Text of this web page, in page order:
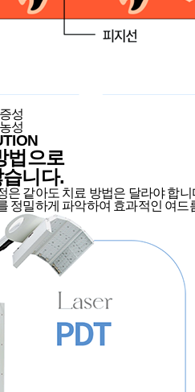
성
성
법으로
니다.
은 같아도 치료 방법은 달라야 합니
정밀하게 파악하여 효과적인 여드